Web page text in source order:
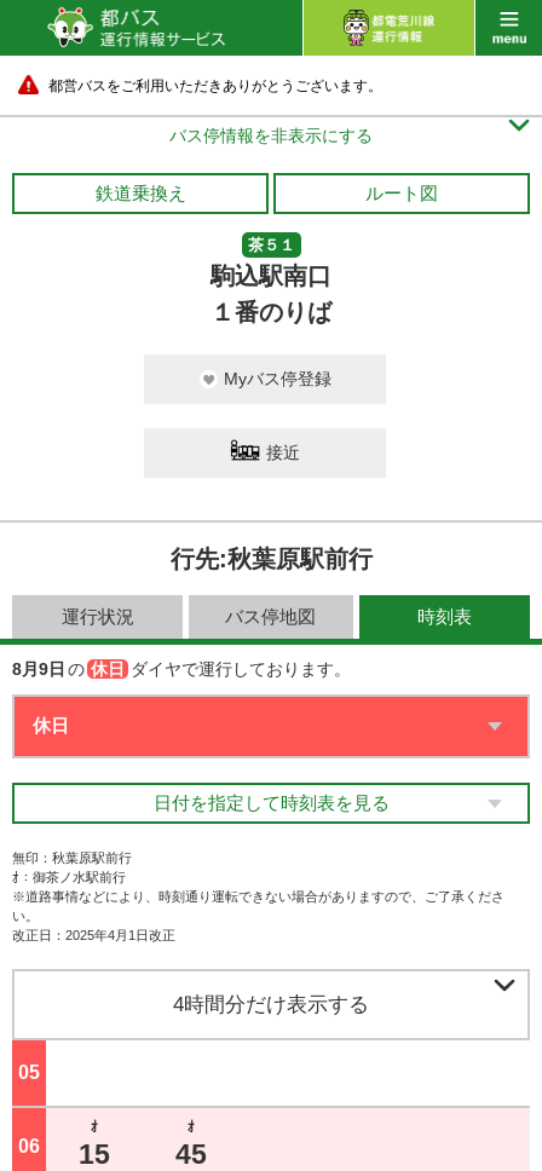
都営バスをご利用いただきありがとうございます。
バス停情報を非表示にする 
鉄道乗換え ルート図
茶５１
駒込駅南口
１番のりば
Myバス停登録
接近
行先:秋葉原駅前行
運行状況 バス停地図 時刻表
8月9日 の 休日 ダイヤで運行しております。
日付を指定して時刻表を見る
無印：秋葉原駅前行
ｵ：御茶ノ水駅前行
※道路事情などにより、時刻通り運転できない場合がありますので、ご了承くださ
い。
改正日：2025年4月1日改正
4時間分だけ表示する 
05
06
ｵ
15
ｵ
45